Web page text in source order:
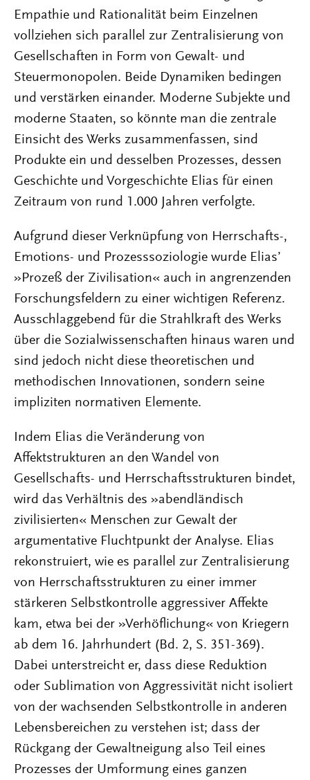
Empathie und Rationalität beim Einzelnen
vollziehen sich parallel zur Zentralisierung von
Gesellschaften in Form von Gewalt- und
Steuermonopolen. Beide Dynamiken bedingen
und verstärken einander. Moderne Subjekte und
moderne Staaten, so könnte man die zentrale
Einsicht des Werks zusammenfassen, sind
Produkte ein und desselben Prozesses, dessen
Geschichte und Vorgeschichte Elias für einen
Zeitraum von rund 1.000 Jahren verfolgte.
Aufgrund dieser Verknüpfung von Herrschafts-,
Emotions- und Prozesssoziologie wurde Elias’
»Prozeß der Zivilisation« auch in angrenzenden
Forschungsfeldern zu einer wichtigen Referenz.
Ausschlaggebend für die Strahlkraft des Werks
über die Sozialwissenschaften hinaus waren und
sind jedoch nicht diese theoretischen und
methodischen Innovationen, sondern seine
impliziten normativen Elemente.
Indem Elias die Veränderung von
Affektstrukturen an den Wandel von
Gesellschafts- und Herrschaftsstrukturen bindet,
wird das Verhältnis des »abendländisch
zivilisierten« Menschen zur Gewalt der
argumentative Fluchtpunkt der Analyse. Elias
rekonstruiert, wie es parallel zur Zentralisierung
von Herrschaftsstrukturen zu einer immer
stärkeren Selbstkontrolle aggressiver Affekte
kam, etwa bei der »Verhöflichung« von Kriegern
ab dem 16. Jahrhundert (Bd. 2, S. 351-369).
Dabei unterstreicht er, dass diese Reduktion
oder Sublimation von Aggressivität nicht isoliert
von der wachsenden Selbstkontrolle in anderen
Lebensbereichen zu verstehen ist; dass der
Rückgang der Gewaltneigung also Teil eines
Prozesses der Umformung eines ganzen